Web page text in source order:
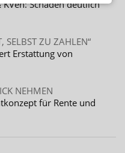
Schaden deutlich
SELBST ZU ZAHLEN“
Erstattung von
NEHMEN
für Rente und